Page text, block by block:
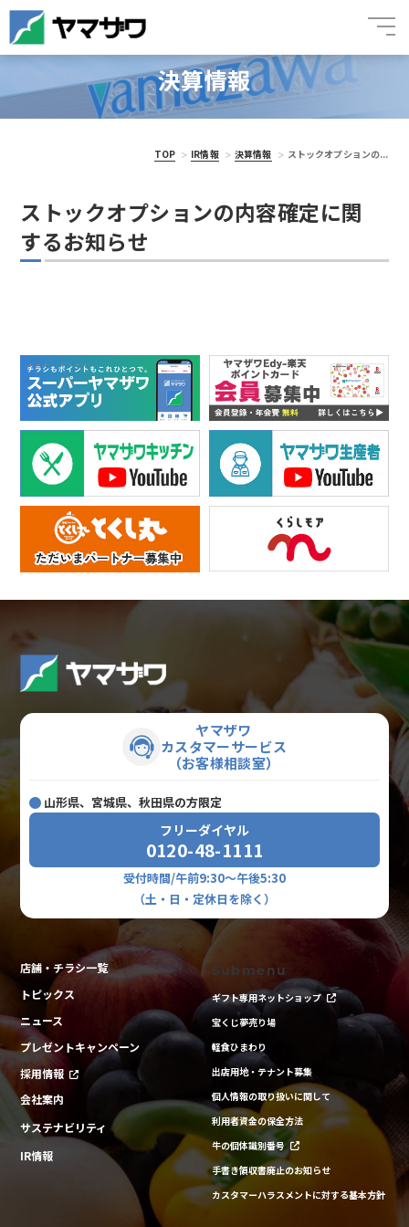
決算情報
TOP IR情報 決算情報 ストックオプションの...
ストックオプションの内容確定に関
するお知らせ
ヤマザワ
カスタマーサービス
（お客様相談室）
山形県、宮城県、秋田県の方限定
フリーダイヤル
0120-48-1111
受付時間/午前9:30～午後5:30
（土・日・定休日を除く）
店舗・チラシ一覧
トピックス
ニュース
プレゼントキャンペーン
採用情報
会社案内
サステナビリティ
IR情報
Submenu
ギフト専用ネットショップ
宝くじ夢売り場
軽食ひまわり
出店用地・テナント募集
個人情報の取り扱いに関して
利用者資金の保全方法
牛の個体識別番号
手書き領収書廃止のお知らせ
カスタマーハラスメントに対する基本方針